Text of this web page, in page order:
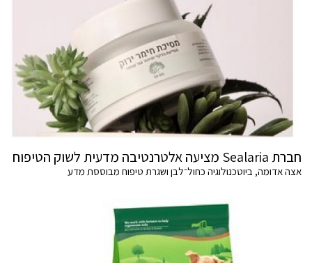
חברת Sealaria מציעה אלטרנטיבה מדעית לשוק הטיפוח
אצה אדומה, ביוטכנולוגיה כחול־לבן ושגרת טיפוח מבוססת מדע